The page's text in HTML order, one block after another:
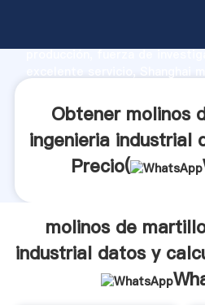
producción, fuerza de
el valor y aporta valores a
Obtener molinos
ingenieria industrial
Precio(
molinos de
industrial datos y